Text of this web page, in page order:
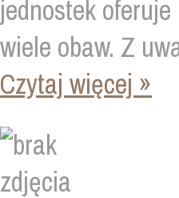
jednostek
wiele obaw. Z
Czytaj więcej »